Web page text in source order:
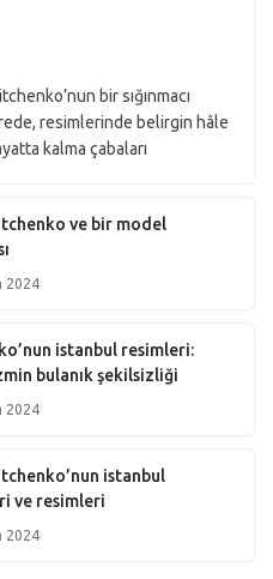
bir sığınmacı
resimlerinde belirgin hâle
kalma çabaları
ve bir model
2024
istanbul resimleri:
bulanık şekilsizliği
2024
istanbul
ve resimleri
2024